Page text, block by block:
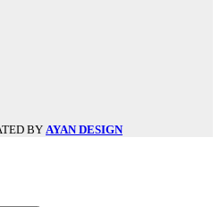
BY AYAN DESIGN